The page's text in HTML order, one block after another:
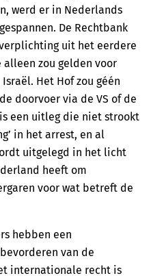
werd er in Nederlands
De Rechtbank
uit het eerdere
alleen zou gelden voor
Het Hof zou géén
doorvoer via de VS of de
een uitleg die niet strookt
in het arrest, en al
uitgelegd in het licht
heeft om
voor wat betreft de
hebben een
van de
internationale recht is